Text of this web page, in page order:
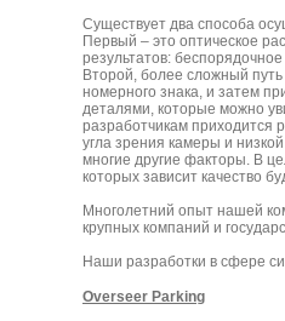
Существует два способа
Первый – это оптическое
результатов:
Второй, более сложный
номерного знака, и затем
деталями, которые можно
разработчикам приходится
угла зрения камеры и
многие другие факторы. В
которых зависит качество
Многолетний опыт нашей
крупных компаний и
Наши разработки в сфере
Overseer Parking